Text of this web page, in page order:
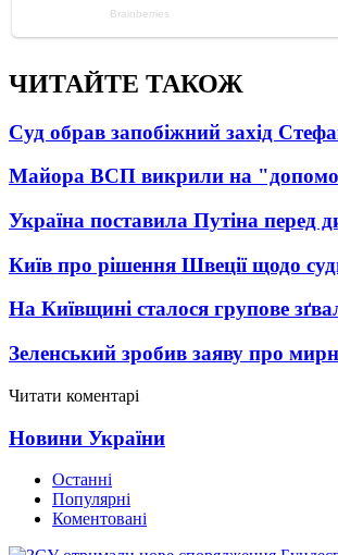
ЧИТАЙТЕ ТАКОЖ
Суд обрав запобіжний захід
Майора ВСП викрили на
Україна поставила Путіна перед
Київ про рішення Швеції щодо
На Київщині сталося групове
Зеленський зробив заяву про
Читати коментарі
Новини України
Останні
Популярні
Коментовані